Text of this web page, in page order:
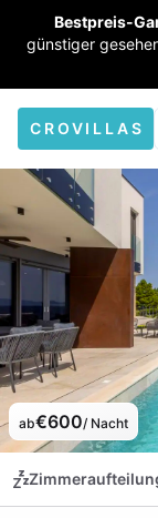
Bestpreis-
günstiger
CROVILLAS
ab€600/ Nacht